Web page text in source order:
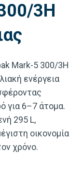
3H
Mark-5 300/3H
ενέργεια
για 6–7 άτομα.
295 L,
οικονομία
χρόνο.